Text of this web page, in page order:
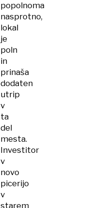
popolnoma
nasprotno,
lokal
je
poln
in
prinaša
dodaten
utrip
v
ta
del
mesta.
Investitor
v
novo
picerijo
v
starem